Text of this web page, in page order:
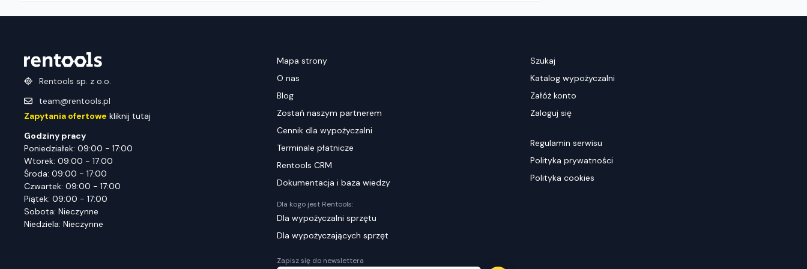
Rentools sp. z o.o.
team@rentools.pl
Zapytania ofertowe kliknij tutaj
Godziny pracy
Poniedziałek: 09:00 - 17:00
Wtorek: 09:00 - 17:00
Środa: 09:00 - 17:00
Czwartek: 09:00 - 17:00
Piątek: 09:00 - 17:00
Sobota: Nieczynne
Niedziela: Nieczynne
Mapa strony
O nas
Blog
Zostań naszym partnerem
Cennik dla wypożyczalni
Terminale płatnicze
Rentools CRM
Dokumentacja i baza wiedzy
Dla kogo jest Rentools:
Dla wypożyczalni sprzętu
Dla wypożyczających sprzęt
Zapisz się do newslettera
Szukaj
Katalog wypożyczalni
Załóż konto
Zaloguj się
Regulamin serwisu
Polityka prywatności
Polityka cookies